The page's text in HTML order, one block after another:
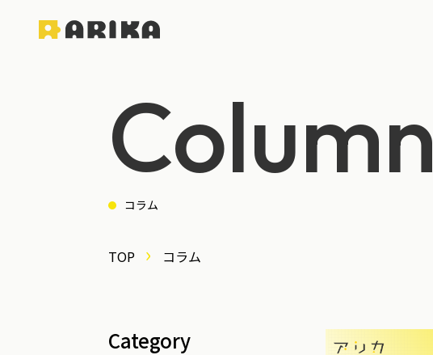
Column
コラム
TOP コラム
Category